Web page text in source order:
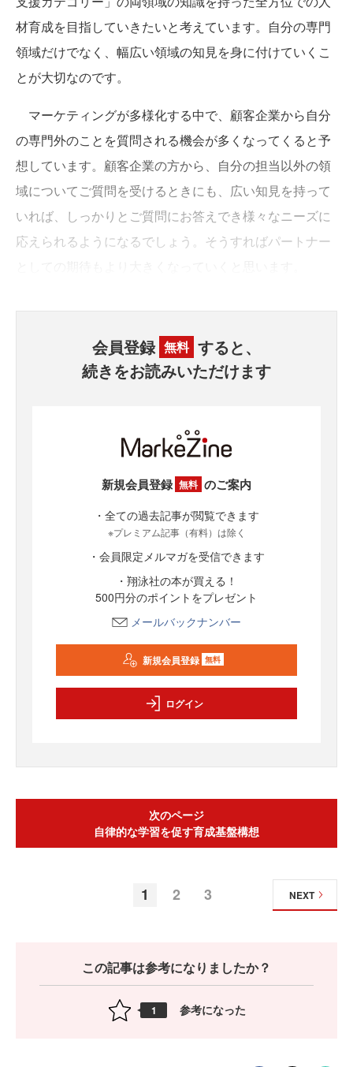
材育成を目指していきたいと考えています。自分の専門
領域だけでなく、幅広い領域の知見を身に付けていくこ
とが大切なのです。
マーケティングが多様化する中で、顧客企業から自分
の専門外のことを質問される機会が多くなってくると予
想しています。顧客企業の方から、自分の担当以外の領
域についてご質問を受けるときにも、広い知見を持って
いれば、しっかりとご質問にお答えでき様々なニーズに
応えられるようになるでしょう。そうすればパートナー
会員登録 無料 すると、
続きをお読みいただけます
新規会員登録 無料 のご案内
・全ての過去記事が閲覧できます
※プレミアム記事（有料）は除く
・会員限定メルマガを受信できます
・翔泳社の本が買える！
500円分のポイントをプレゼント
メールバックナンバー
新規会員登録 無料
ログイン
次のページ
自律的な学習を促す育成基盤構想
1 2 3 NEXT
この記事は参考になりましたか？
1 参考になった